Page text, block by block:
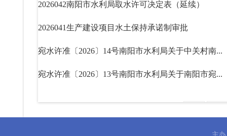
2026042南阳市水利局取水许可决定表（延续）
2026041生产建设项目水土保持承诺制审批
宛水许准〔2026〕14号南阳市水利局关于中关村南...
宛水许准〔2026〕13号南阳市水利局关于南阳市宛...